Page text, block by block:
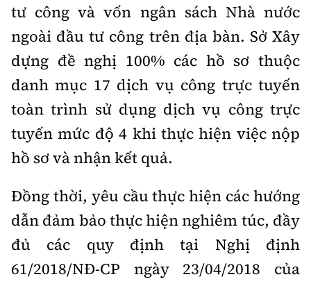
tư công và vốn ngân sách Nhà nước
ngoài đầu tư công trên địa bàn. Sở Xây
dựng đề nghị 100% các hồ sơ thuộc
danh mục 17 dịch vụ công trực tuyến
toàn trình sử dụng dịch vụ công trực
tuyến mức độ 4 khi thực hiện việc nộp
hồ sơ và nhận kết quả.
Đồng thời, yêu cầu thực hiện các hướng
dẫn đảm bảo thực hiện nghiêm túc, đầy
đủ các quy định tại Nghị định
61/2018/NĐ-CP ngày 23/04/2018 của